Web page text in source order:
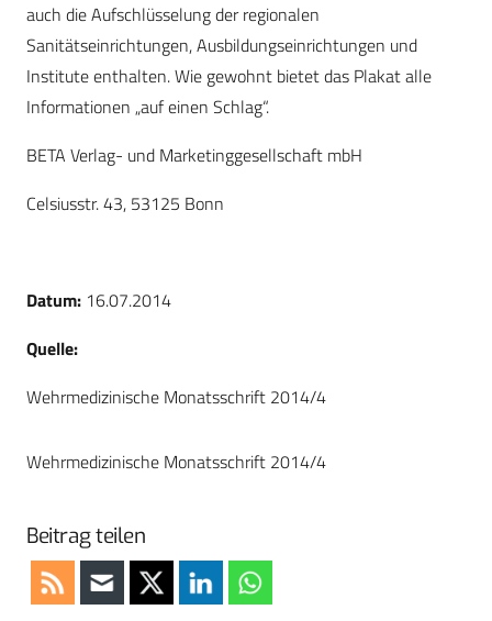
auch die Aufschlüsselung der regionalen
Sanitätseinrichtungen, Ausbildungseinrichtungen und
Institute enthalten. Wie gewohnt bietet das Plakat alle
Informationen „auf einen Schlag“.
BETA Verlag- und Marketinggesellschaft mbH
Celsiusstr. 43, 53125 Bonn
Datum: 16.07.2014
Quelle:
Wehrmedizinische Monatsschrift 2014/4
Wehrmedizinische Monatsschrift 2014/4
Beitrag teilen